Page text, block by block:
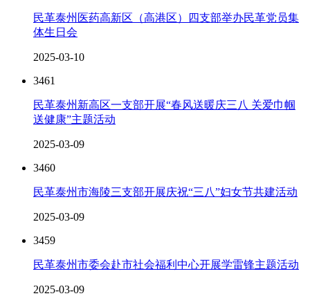
民革泰州医药高新区（高港区）四支部举办民革党员集
体生日会
2025-03-10
3461
民革泰州新高区一支部开展“春风送暖庆三八 关爱巾帼
送健康”主题活动
2025-03-09
3460
民革泰州市海陵三支部开展庆祝“三八”妇女节共建活动
2025-03-09
3459
民革泰州市委会赴市社会福利中心开展学雷锋主题活动
2025-03-09